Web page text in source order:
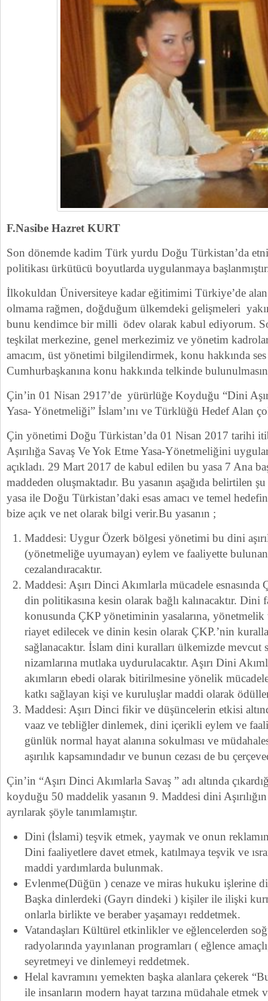
F.Nasibe Hazret KURT
Son dönemde kadim Türk yurdu Doğu Türkistan’da
politikası ürkütücü boyutlarda uygulanmaya
İlkokuldan Üniversiteye kadar eğitimimi Türkiye’de
olmama rağmen, doğduğum ülkemdeki gelişmeleri
bunu kendimce bir milli ödev olarak kabul ediyorum.
teşkilat merkezine, genel merkezimiz ve yönetim
amacım, üst yönetimi bilgilendirmek, konu hakkında ses
Cumhurbaşkanına konu hakkında telkinde
Çin’in 01 Nisan 2917’de yürürlüğe Koyduğu “Dini
Yasa- Yönetmeliği” İslam’ını ve Türklüğü Hedef Alan
Çin yönetimi Doğu Türkistan’da 01 Nisan 2017 tarihi
Aşırılığa Savaş Ve Yok Etme Yasa-Yönetmeliğini
açıkladı. 29 Mart 2017 de kabul edilen bu yasa 7 Ana
maddeden oluşmaktadır. Bu yasanın aşağıda belirtilen
yasa ile Doğu Türkistan’daki esas amacı ve temel
bize açık ve net olarak bilgi verir.Bu yasanın ;
Maddesi: Uygur Özerk bölgesi yönetimi bu dini
(yönetmeliğe uyumayan) eylem ve faaliyette
cezalandıracaktır.
Maddesi: Aşırı Dinci Akımlarla mücadele
din politikasına kesin olarak bağlı kalınacaktır. Dini
konusunda ÇKP yönetiminin yasalarına,
riayet edilecek ve dinin kesin olarak ÇKP.’nin
sağlanacaktır. İslam dini kuralları ülkemizde
nizamlarına mutlaka uydurulacaktır. Aşırı Dini
akımların ebedi olarak bitirilmesine yönelik
katkı sağlayan kişi ve kuruluşlar maddi olarak
Maddesi: Aşırı Dinci fikir ve düşüncelerin etkisi
vaaz ve tebliğler dinlemek, dini içerikli eylem ve
günlük normal hayat alanına sokulması ve
aşırılık kapsamındadır ve bunun cezası de bu
Çin’in “Aşırı Dinci Akımlarla Savaş ” adı altında
koyduğu 50 maddelik yasanın 9. Maddesi dini
ayrılarak şöyle tanımlamıştır.
Dini (İslami) teşvik etmek, yaymak ve onun
Dini faaliyetlere davet etmek, katılmaya teşvik ve
maddi yardımlarda bulunmak.
Evlenme(Düğün ) cenaze ve miras hukuku işlerine
Başka dinlerdeki (Gayrı dindeki ) kişiler ile ilişki
onlarla birlikte ve beraber yaşamayı reddetmek.
Vatandaşları Kültürel etkinlikler ve eğlencelerden
radyolarında yayınlanan programları ( eğlence
seyretmeyi ve dinlemeyi reddetmek.
Helal kavramını yemekten başka alanlara çekerek
ile insanların modern hayat tarzına müdahale etmek